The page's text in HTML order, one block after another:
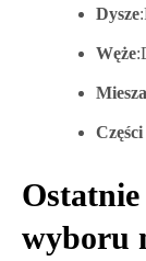
Dysze
Węże
wyboru